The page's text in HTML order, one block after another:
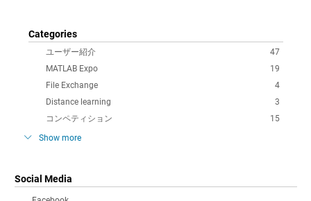
Categories
47
ユーザー紹介
19
MATLAB Expo
4
File Exchange
3
Distance learning
15
コンペティション
Show more
Social Media